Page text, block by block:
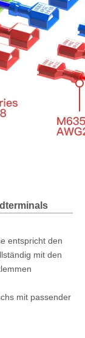
entspricht den
mit den
mit passender